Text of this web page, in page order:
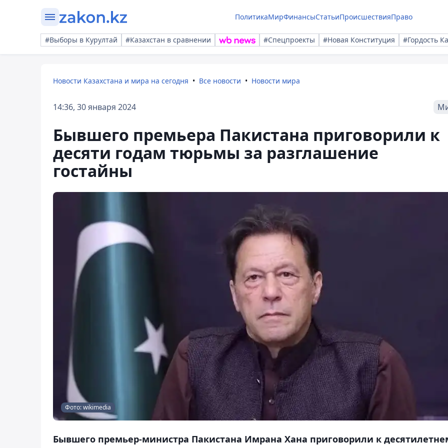
ПолитикаМирФинансыСтатьиПроисшествияПраво
#Выборы в Курултай #Казахстан в сравнении #Спецпроекты #Новая Конституция #Гордость
Новости Казахстана и мира на сегодня Все новости Новости мира
14:36, 30 января 2024
Бывшего премьера Пакистана приговорили к
десяти годам тюрьмы за разглашение
гостайны
Фото: wikimedia
Бывшего премьер-министра Пакистана Имрана Хана приговорили к